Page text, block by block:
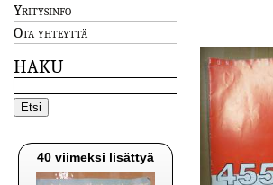
Yritysinfo
Ota yhteyttä
HAKU
40 viimeksi lisättyä